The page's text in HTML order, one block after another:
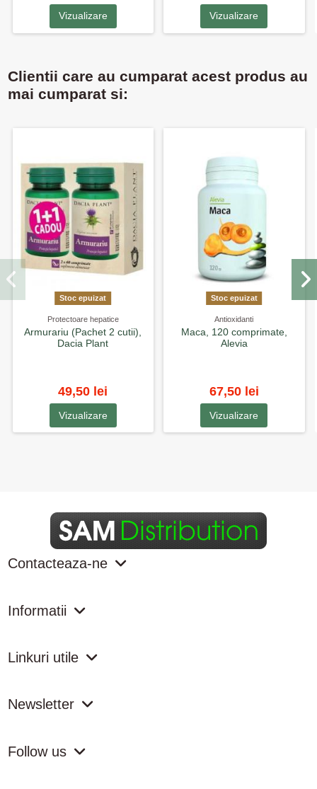
Vizualizare Vizualizare
Clientii care au cumparat acest produs au
mai cumparat si:
Stoc epuizat
Protectoare hepatice
Armurariu (Pachet 2 cutii),
Dacia Plant
49,50 lei
Vizualizare
Stoc epuizat
Antioxidanti
Maca, 120 comprimate,
Alevia
67,50 lei
Vizualizare
Contacteaza-ne
Informatii
Linkuri utile
Newsletter
Follow us